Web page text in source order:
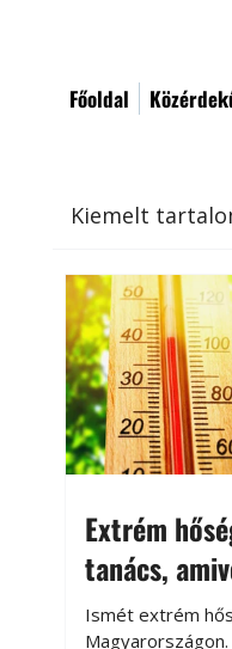
Főoldal
Kiemelt
Extrém
tanács,
Ismét extrém
Magyarországon.